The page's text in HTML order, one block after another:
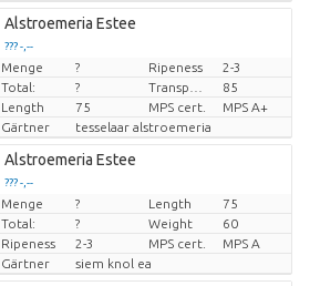
Alstroemeria Estee
??? -,--
Preis pro Stück
Menge ? Ripeness
2-3
Total:
?
85
Length
75 MPS cert.
MPS A+
Gärtner
tesselaar alstroemeria
Alstroemeria Estee
??? -,--
Preis pro Stück
Menge ? Length
75
Total:
? Weight
60
Ripeness
2-3 MPS cert.
MPS A
Gärtner
siem knol ea